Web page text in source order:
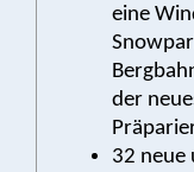
eine
der
32 neue